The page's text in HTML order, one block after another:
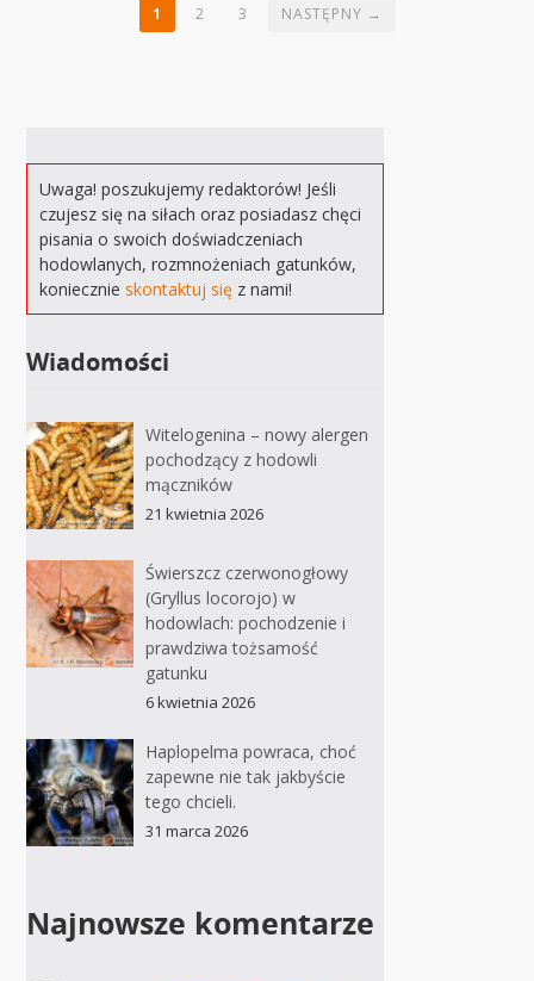
1 2 3 NASTĘPNY →
Uwaga! poszukujemy redaktorów! Jeśli
czujesz się na siłach oraz posiadasz chęci
pisania o swoich doświadczeniach
hodowlanych, rozmnożeniach gatunków,
koniecznieskontaktuj się z nami!
Wiadomości
Witelogenina – nowy alergen
pochodzący z hodowli
mączników
21 kwietnia 2026
Świerszcz czerwonogłowy
(Gryllus locorojo) w
hodowlach: pochodzenie i
prawdziwa tożsamość
gatunku
6 kwietnia 2026
Haplopelma powraca, choć
zapewne nie tak jakbyście
tego chcieli.
31 marca 2026
Najnowsze komentarze